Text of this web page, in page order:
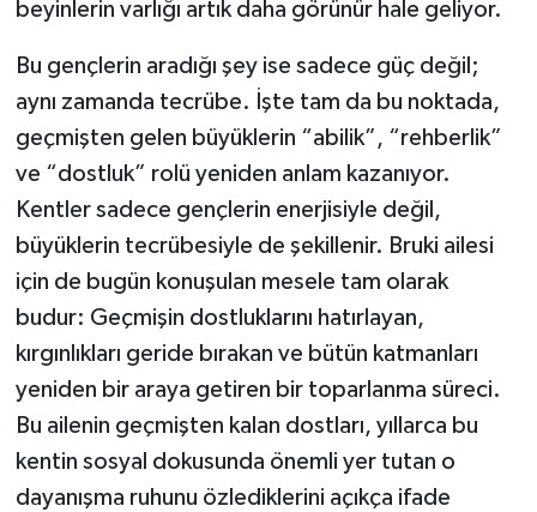
beyinlerin varlığı artık daha görünür hale geliyor.
Bu gençlerin aradığı şey ise sadece güç değil;
aynı zamanda tecrübe. İşte tam da bu noktada,
geçmişten gelen büyüklerin “abilik”, “rehberlik”
ve “dostluk” rolü yeniden anlam kazanıyor.
Kentler sadece gençlerin enerjisiyle değil,
büyüklerin tecrübesiyle de şekillenir. Bruki ailesi
için de bugün konuşulan mesele tam olarak
budur: Geçmişin dostluklarını hatırlayan,
kırgınlıkları geride bırakan ve bütün katmanları
yeniden bir araya getiren bir toparlanma süreci.
Bu ailenin geçmişten kalan dostları, yıllarca bu
kentin sosyal dokusunda önemli yer tutan o
dayanışma ruhunu özlediklerini açıkça ifade